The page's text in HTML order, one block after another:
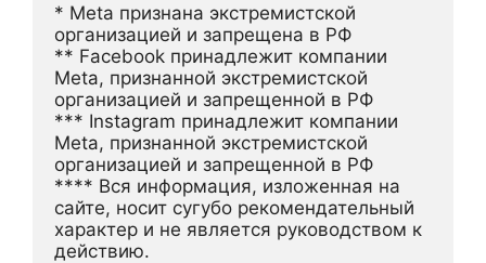
* Meta признана экстремистской
организацией и запрещена в РФ
** Facebook принадлежит компании
Meta, признанной экстремистской
организацией и запрещенной в РФ
*** Instagram принадлежит компании
Meta, признанной экстремистской
организацией и запрещенной в РФ
**** Вся информация, изложенная на
сайте, носит сугубо рекомендательный
характер и не является руководством к
действию.